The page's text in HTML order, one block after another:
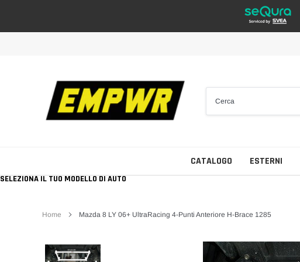
ai
CATALOGO ESTERNI
Collettori D'aspirazione
Tutti i Brand Cerchi da 14"
SELEZIONA IL TUO MODELLO DI AUTO
Home Mazda 8 LY 06+ UltraRacing 4-Punti Anteriore H-Brace 1285